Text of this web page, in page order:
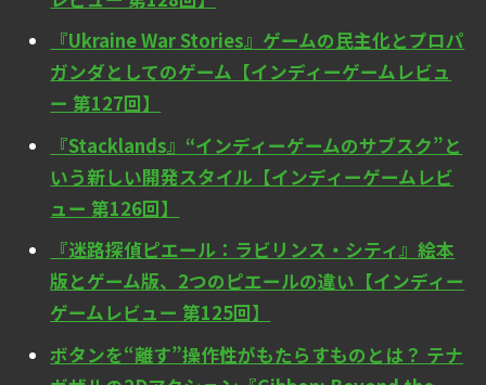
『Ukraine War Stories』ゲームの民主化とプロパ
ガンダとしてのゲーム【インディーゲームレビュ
ー 第127回】
『Stacklands』“インディーゲームのサブスク”と
いう新しい開発スタイル【インディーゲームレビ
ュー 第126回】
『迷路探偵ピエール：ラビリンス・シティ』絵本
版とゲーム版、2つのピエールの違い【インディー
ゲームレビュー 第125回】
ボタンを“離す”操作性がもたらすものとは？ テナ